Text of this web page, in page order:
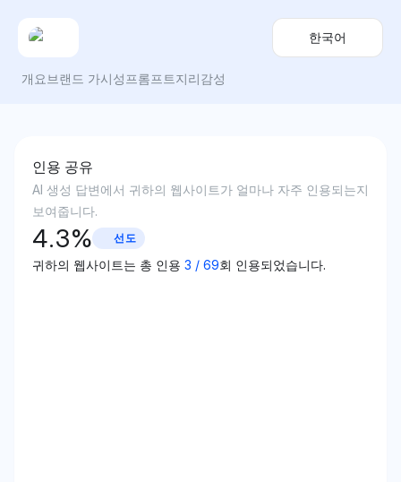
한국어
개요 브랜드 가시성 프롬프트지리감성
인용 공유
AI 생성 답변에서 귀하의 웹사이트가 얼마나 자주 인용되는지
보여줍니다.
4.3% 선도
귀하의 웹사이트는 총 인용 3 / 69회 인용되었습니다.